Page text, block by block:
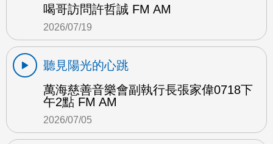
喝哥訪問許哲誠 FM AM
2026/07/19
聽見陽光的心跳
萬海慈善音樂會副執行長張家偉0718下
午2點 FM AM
2026/07/05